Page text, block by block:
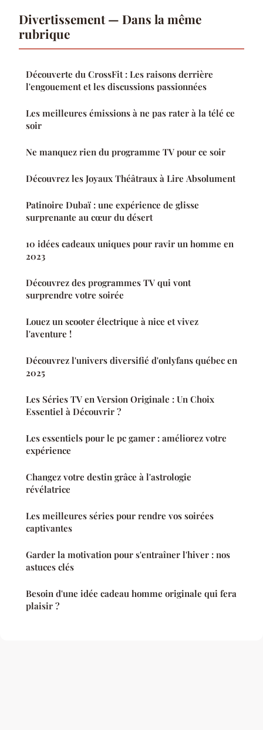
Divertissement — Dans la même
rubrique
Découverte du CrossFit : Les raisons derrière
l'engouement et les discussions passionnées
Les meilleures émissions à ne pas rater à la télé ce
soir
Ne manquez rien du programme TV pour ce soir
Découvrez les Joyaux Théâtraux à Lire Absolument
Patinoire Dubaï : une expérience de glisse
surprenante au cœur du désert
10 idées cadeaux uniques pour ravir un homme en
2023
Découvrez des programmes TV qui vont
surprendre votre soirée
Louez un scooter électrique à nice et vivez
l'aventure !
Découvrez l'univers diversifié d'onlyfans québec en
2025
Les Séries TV en Version Originale : Un Choix
Essentiel à Découvrir ?
Les essentiels pour le pc gamer : améliorez votre
expérience
Changez votre destin grâce à l'astrologie
révélatrice
Les meilleures séries pour rendre vos soirées
captivantes
Garder la motivation pour s'entraîner l'hiver : nos
astuces clés
Besoin d'une idée cadeau homme originale qui fera
plaisir ?